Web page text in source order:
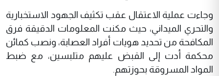
وجاءت عملية الاعتقال عقب تكثيف الجهود الاستخبارية
والتحري الميداني، حيث مكنت المعلومات الدقيقة فرق
المكافحة من تحديد هويات أفراد العصابة، ونصب كمائن
محكمة أدت إلى القبض عليهم متلبسين، مع ضبط
المواد المسروقة بحوزتهم.